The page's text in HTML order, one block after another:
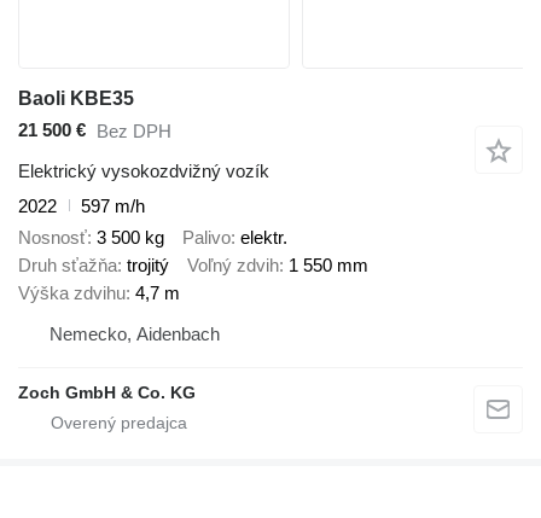
Baoli KBE35
21 500 € Bez DPH
Elektrický vysokozdvižný vozík
2022
597 m/h
Nosnosť 3 500 kg Palivo elektr.
Druh sťažňa trojitý Voľný zdvih 1 550 mm
Výška zdvihu 4,7 m
Nemecko, Aidenbach
Zoch GmbH & Co. KG